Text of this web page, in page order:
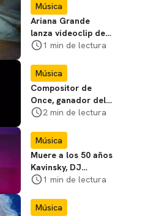
Música
Ariana Grande
lanza videoclip de
petal; mira
1 min de lectura
Música
Compositor de
Once, ganador del
Óscar, muere en
motocicleta
2 min de lectura
Música
Muere a los 50 años
Kavinsky, DJ
francés detrás de la
de Drive
1 min de lectura
Música